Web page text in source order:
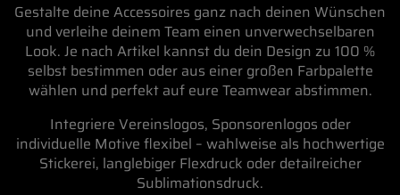
FREIZEIT JACKEN
MULTISPORT
ACCESSORIES
Gestalte deine Accessoires ganz nach deinen Wünschen
und verleihe deinem Team einen unverwechselbaren
Look. Je nach Artikel kannst du dein Design zu 100 %
selbst bestimmen oder aus einer großen Farbpalette
wählen und perfekt auf eure Teamwear abstimmen.
Integriere Vereinslogos, Sponsorenlogos oder
individuelle Motive flexibel – wahlweise als hochwertige
Stickerei, langlebiger Flexdruck oder detailreicher
Sublimationsdruck.